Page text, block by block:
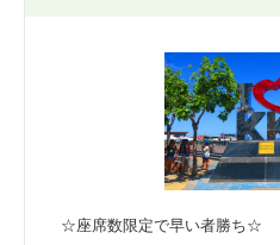
☆座席数限定で早い者勝ち☆